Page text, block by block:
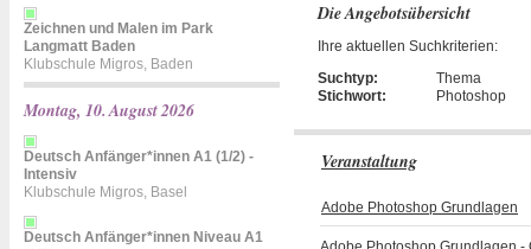
Zeichnen und Malen im Park
Langmatt Baden
Klubschule Migros, Baden
Montag, 10. August 2026
Deutsch Anfänger*innen A1 (1/2) -
Intensiv
Klubschule Migros, Basel
Deutsch Anfänger*innen Niveau A1
Die Angebotsübersicht
Ihre aktuellen Suchkriterien:
Suchtyp:
Thema
Stichwort:
Photoshop
Veranstaltung
Adobe Photoshop Grundlagen